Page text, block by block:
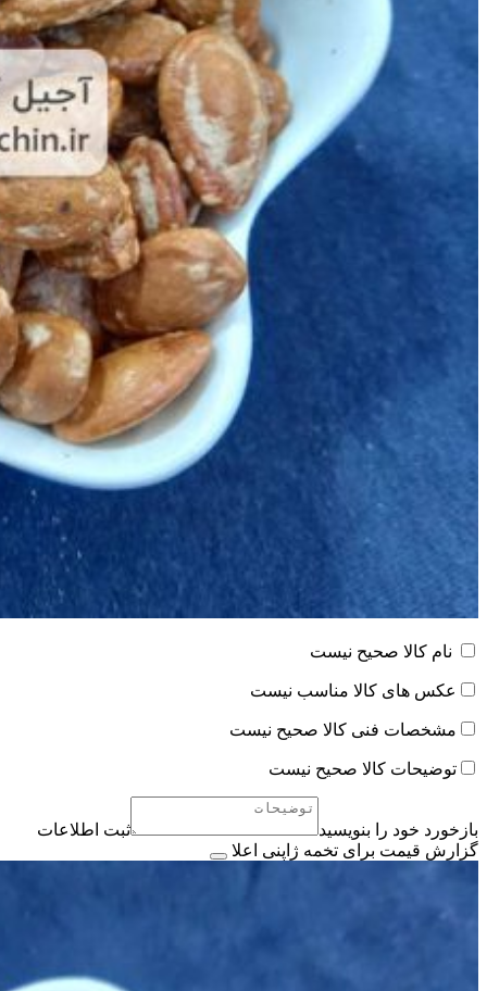
نام کالا صحیح نیست
عکس های کالا مناسب نیست
مشخصات فنی کالا صحیح نیست
توضیحات کالا صحیح نیست
بازخورد خود را بنویسید
ثبت اطلاعات
گزارش قیمت برای تخمه ژاپنی اعلا